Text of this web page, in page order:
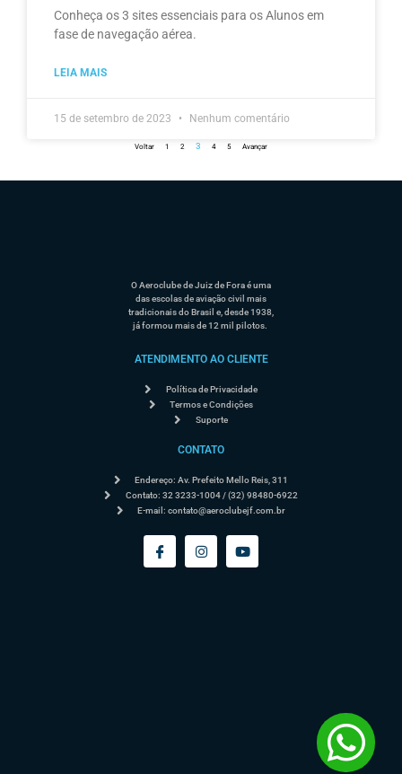
Conheça os 3 sites essenciais para os Alunos em
fase de navegação aérea.
LEIA MAIS
15 de setembro de 2023 Nenhum comentário
Voltar 1 2 3 4 5 Avançar
O Aeroclube de Juiz de Fora é uma
das escolas de aviação civil mais
tradicionais do Brasil e, desde 1938,
já formou mais de 12 mil pilotos.
ATENDIMENTO AO CLIENTE
Política de Privacidade
Termos e Condições
Suporte
CONTATO
Endereço: Av. Prefeito Mello Reis, 311
Contato: 32 3233-1004 / (32) 98480-6922
E-mail:contato@aeroclubejf.com.br